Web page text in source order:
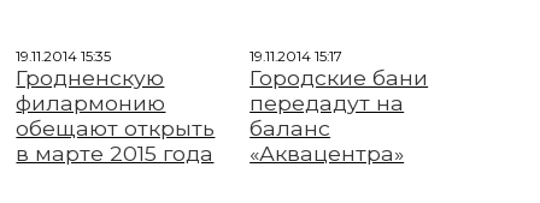
19.11.2014 15:35
Гродненскую
филармонию
обещают открыть
в марте 2015 года
19.11.2014 15:17
Городские бани
передадут на
баланс
«Аквацентра»